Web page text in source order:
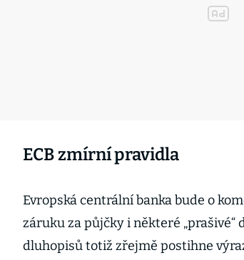
ECB zmírní pravidla
Evropská centrální banka bude o
záruku za půjčky i některé
dluhopisů totiž zřejmě postihne